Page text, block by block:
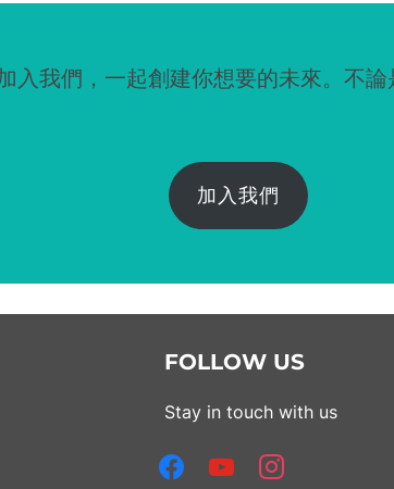
入我們，一起創建你想要的未來。不
加入我們
FOLLOW US
Stay in touch with us
facebookyoutubeinstagram